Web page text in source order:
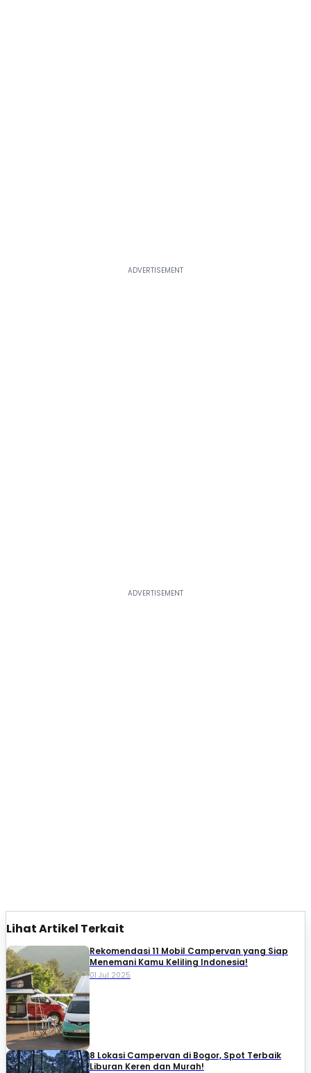
Lihat Artikel Terkait
Rekomendasi 11 Mobil Campervan yang Siap
Menemani Kamu Keliling Indonesia!
01 Jul 2025
8 Lokasi Campervan di Bogor, Spot Terbaik
Liburan Keren dan Murah!